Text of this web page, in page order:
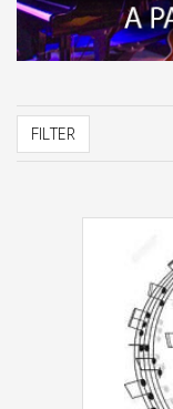
FILTER